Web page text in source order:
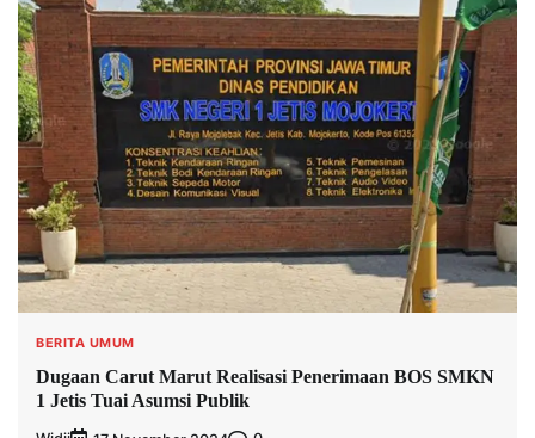
BERITA UMUM
Dugaan Carut Marut Realisasi Penerimaan BOS SMKN
1 Jetis Tuai Asumsi Publik